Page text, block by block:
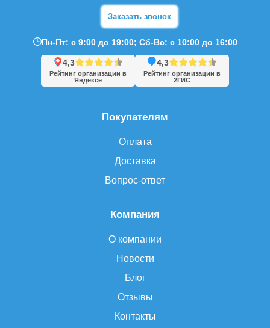
Компания
О компании
Новости
Блог
Отзывы
Контакты
Покупателям
Оплата
Доставка
Вопрос-ответ
Заказать звонок
Пн-Пт: с 9:00 до 19:00; Сб-Вс: с 10:00 до 16:00
4,3
Рейтинг организации в
Яндексе
4,3
Рейтинг организации в
2ГИС